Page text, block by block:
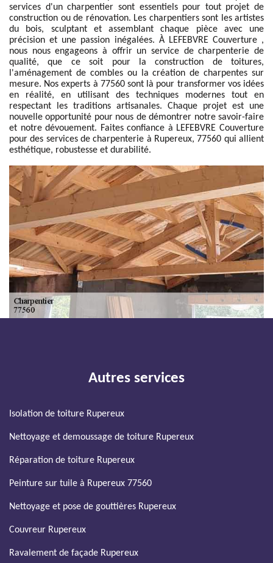
services d'un charpentier sont essentiels pour tout projet de
construction ou de rénovation. Les charpentiers sont les artistes
du bois, sculptant et assemblant chaque pièce avec une
précision et une passion inégalées. À LEFEBVRE Couverture ,
nous nous engageons à offrir un service de charpenterie de
qualité, que ce soit pour la construction de toitures,
l'aménagement de combles ou la création de charpentes sur
mesure. Nos experts à 77560 sont là pour transformer vos idées
en réalité, en utilisant des techniques modernes tout en
respectant les traditions artisanales. Chaque projet est une
nouvelle opportunité pour nous de démontrer notre savoir-faire
et notre dévouement. Faites confiance à LEFEBVRE Couverture
pour des services de charpenterie à Rupereux, 77560 qui allient
esthétique, robustesse et durabilité.
Autres services
Isolation de toiture Rupereux
Nettoyage et demoussage de toiture Rupereux
Réparation de toiture Rupereux
Peinture sur tuile à Rupereux 77560
Nettoyage et pose de gouttières Rupereux
Couvreur Rupereux
Ravalement de façade Rupereux